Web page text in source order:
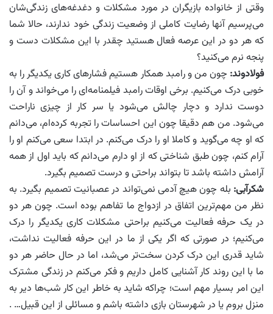
وقتی از خانواده بازیگران در مورد مشکلات و دغدغه‌های زندگی‌شان
می‌پرسیم آنها رضایت کاملی از وضعیت زندگی خود ندارند، حالا شما
که هر دو در این عرصه فعال هستید چقدر با این مشکلات دست ‌و‌‌
پنجه نرم می‌کنید؟
فولادوند: چون من و رامبد همکار هستیم فشار‌های کاری یکدیگر را به
‌خوبی درک می‌کنیم. برخی اوقات رامبد فیلمنامه‌ای را می‌خواند و آن را
دوست ندارد و دچار چالش می‌شود یا سر کار از چیزی ناراحت
می‌شود. من هم دقیقا چون این احساسات را تجربه کرده‌ام، می‌دانم
که او چه می‌گوید و کاملا او را درک می‌کنم. در ابتدا سعی می‌کنم او را
آرام کنم، چون طبق شناختی که از او دارم می‌دانم که باید اول از همه
آرامش داشته باشد تا بتواند براحتی و درست تصمیم بگیرد.
شکرآبی: بله چون هیچ آدمی نمی‌تواند در عصبانیت تصمیم بگیرد. به
نظر من مهم‌ترین اتفاق در ازدواج ما تفاهم بوده است. چون هر دو
در یک حرفه فعالیت می‌کنیم براحتی مشکلات کاری یکدیگر را درک
می‌کنیم؛ در صورتی که اگر یکی از ما در این حرفه فعالیت نداشت،
شاید قدری این درک کردن سخت‌تر می‌شد، اما در حال حاضر هر دو
ما با این روند کار آشنایی کامل داریم و فکر می‌کنم در زندگی مشترک
این امر بسیار مهم است؛ چراکه شاید به خاطر این کار شب‌ها دیر به
منزل بروم یا در شهرستان بازی داشته باشم و مسائلی از این قبیل… .